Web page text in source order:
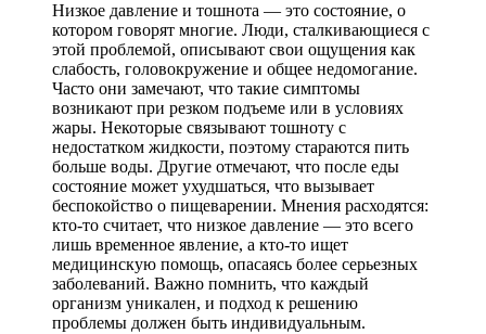
Низкое давление и тошнота — это состояние, о
котором говорят многие. Люди, сталкивающиеся с
этой проблемой, описывают свои ощущения как
слабость, головокружение и общее недомогание.
Часто они замечают, что такие симптомы
возникают при резком подъеме или в условиях
жары. Некоторые связывают тошноту с
недостатком жидкости, поэтому стараются пить
больше воды. Другие отмечают, что после еды
состояние может ухудшаться, что вызывает
беспокойство о пищеварении. Мнения расходятся:
кто-то считает, что низкое давление — это всего
лишь временное явление, а кто-то ищет
медицинскую помощь, опасаясь более серьезных
заболеваний. Важно помнить, что каждый
организм уникален, и подход к решению
проблемы должен быть индивидуальным.